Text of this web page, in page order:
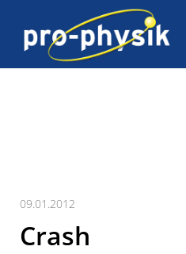
09.01.2012
Crash